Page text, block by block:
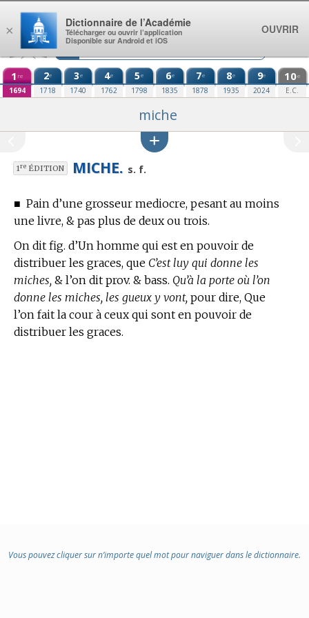
Aller au contenu
1 re
1694
2e
1718
3e
1740
4e
1762
5e
1798
6e
1835
7e
1878
8e
1935
9e
2024
10e
E.C.
miche
1reÉDITION MICHE. s. f.
■ Pain d’une grosseur mediocre, pesant au moins
une livre, & pas plus de deux ou trois.
On dit fig. d’Un homme qui est en pouvoir de
distribuer les graces, que C’est luy qui donne les
miches, & l’on dit prov. & bass. Qu’à la porte où l’on
donne les miches, les gueux y vont, pour dire, Que
l’on fait la cour à ceux qui sont en pouvoir de
distribuer les graces.
Vous pouvez cliquer sur n’importe quel mot pour naviguer dans le dictionnaire.
×
Dictionnaire de l’Académie
Télécharger ou ouvrir l’application
Disponible sur Android et iOS
OUVRIR